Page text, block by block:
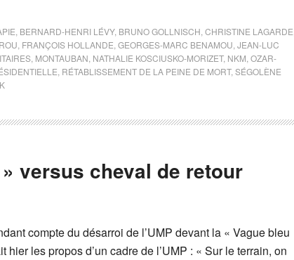
BERNARD-HENRI LÉVY, BRUNO GOLLNISCH CHRISTINE LAGARDE
FRANÇOIS HOLLANDE GEORGES-MARC BENAMOU JEAN-LUC
MONTAUBAN NATHALIE KOSCIUSKO-MORIZET, NKM OZAR-
RÉTABLISSEMENT DE LA PEINE DE MORT, SÉGOLÈNE
versus cheval de retour
compte du désarroi de l’UMP devant la « Vague bleu
hier les propos d’un cadre de l’UMP : « Sur le terrain, on